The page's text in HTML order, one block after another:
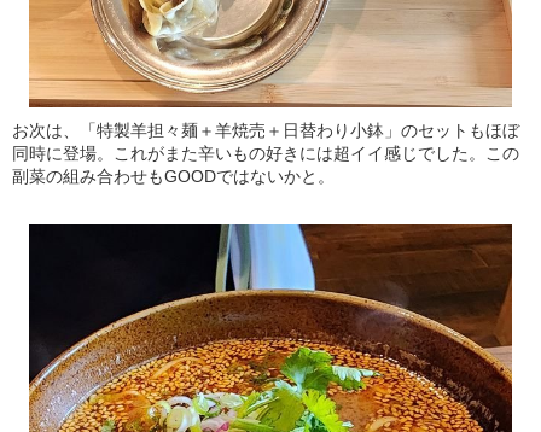
お次は、「特製羊担々麺＋羊焼売＋日替わり小鉢」のセットもほぼ
同時に登場。これがまた辛いもの好きには超イイ感じでした。この
副菜の組み合わせもGOODではないかと。